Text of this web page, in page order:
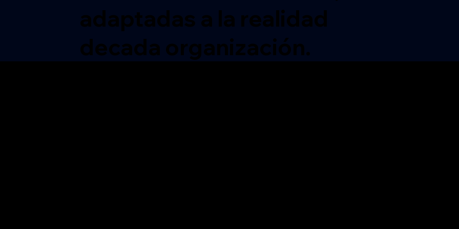
adaptadas a la realidad
decada organización.